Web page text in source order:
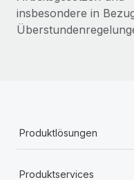
insbesondere in
Produktlösungen
Produktservices